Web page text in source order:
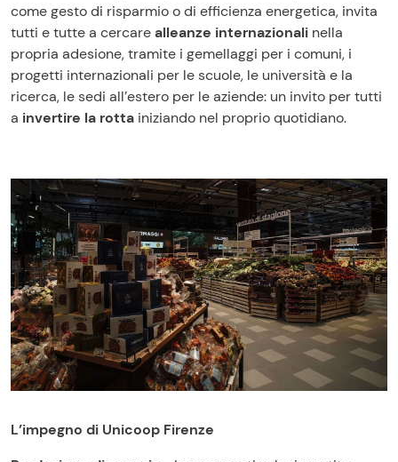
come gesto di risparmio o di efficienza energetica, invita
tutti e tutte a cercarealleanze internazionali nella
propria adesione, tramite i gemellaggi per i comuni, i
progetti internazionali per le scuole, le università e la
ricerca, le sedi all’estero per le aziende: un invito per tutti
a invertire la rotta iniziando nel proprio quotidiano.
L’impegno di Unicoop Firenze